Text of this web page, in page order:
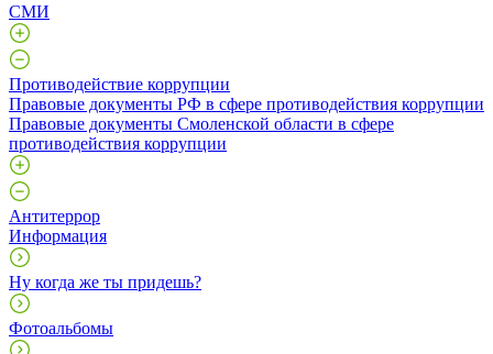
СМИ
Противодействие коррупции
Правовые документы РФ в сфере противодействия коррупции
Правовые документы Смоленской области в сфере
противодействия коррупции
Антитеррор
Информация
Ну когда же ты придешь?
Фотоальбомы